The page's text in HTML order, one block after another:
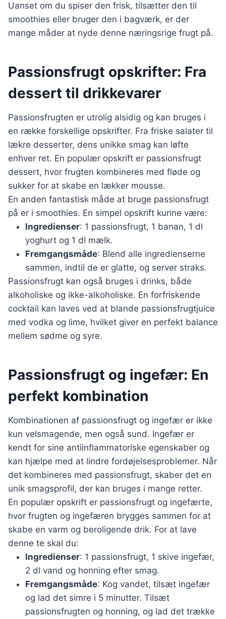
Uanset om du spiser den frisk, tilsætter den til
smoothies eller bruger den i bagværk, er der
mange måder at nyde denne næringsrige frugt på.
Passionsfrugt opskrifter: Fra
dessert til drikkevarer
Passionsfrugten er utrolig alsidig og kan bruges i
en række forskellige opskrifter. Fra friske salater til
lækre desserter, dens unikke smag kan løfte
enhver ret. En populær opskrift er passionsfrugt
dessert, hvor frugten kombineres med fløde og
sukker for at skabe en lækker mousse.
En anden fantastisk måde at bruge passionsfrugt
på er i smoothies. En simpel opskrift kunne være:
Ingredienser: 1 passionsfrugt, 1 banan, 1 dl
yoghurt og 1 dl mælk.
Fremgangsmåde: Blend alle ingredienserne
sammen, indtil de er glatte, og server straks.
Passionsfrugt kan også bruges i drinks, både
alkoholiske og ikke-alkoholiske. En forfriskende
cocktail kan laves ved at blande passionsfrugtjuice
med vodka og lime, hvilket giver en perfekt balance
mellem sødme og syre.
Passionsfrugt og ingefær: En
perfekt kombination
Kombinationen af passionsfrugt og ingefær er ikke
kun velsmagende, men også sund. Ingefær er
kendt for sine antiinflammatoriske egenskaber og
kan hjælpe med at lindre fordøjelsesproblemer. Når
det kombineres med passionsfrugt, skaber det en
unik smagsprofil, der kan bruges i mange retter.
En populær opskrift er passionsfrugt og ingefærte,
hvor frugten og ingefæren brygges sammen for at
skabe en varm og beroligende drik. For at lave
denne te skal du:
Ingredienser: 1 passionsfrugt, 1 skive ingefær,
2 dl vand og honning efter smag.
Fremgangsmåde: Kog vandet, tilsæt ingefær
og lad det simre i 5 minutter. Tilsæt
passionsfrugten og honning, og lad det trække